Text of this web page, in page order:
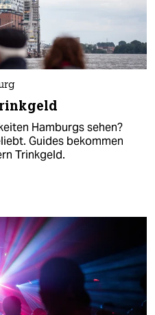
Hamburgs sehen?
Guides bekommen
Trinkgeld.